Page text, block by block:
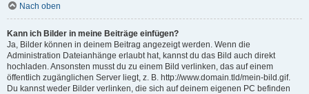
Nach oben
Kann ich Bilder in meine Beiträge einfügen?
Ja, Bilder können in deinem Beitrag angezeigt werden. Wenn die
Administration Dateianhänge erlaubt hat, kannst du das Bild auch direkt
hochladen. Ansonsten musst du zu einem Bild verlinken, das auf einem
öffentlich zugänglichen Server liegt, z. B. http://www.domain.tld/mein-bild.gif.
Du kannst weder Bilder verlinken, die sich auf deinem eigenen PC befinden